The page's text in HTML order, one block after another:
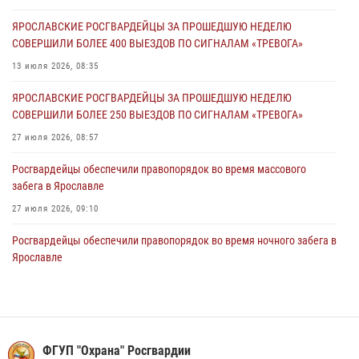
забега в Ярославле
в Ярославской области
ЯРОСЛАВСКИЕ РОСГВАРДЕЙЦЫ ЗА ПРОШЕДШУЮ НЕДЕЛЮ
СОВЕРШИЛИ БОЛЕЕ 400 ВЫЕЗДОВ ПО СИГНАЛАМ «ТРЕВОГА»
13 июля 2026, 08:35
ЯРОСЛАВСКИЕ РОСГВАРДЕЙЦЫ ЗА ПРОШЕДШУЮ НЕДЕЛЮ
СОВЕРШИЛИ БОЛЕЕ 250 ВЫЕЗДОВ ПО СИГНАЛАМ «ТРЕВОГА»
27 июля 2026, 08:57
Росгвардейцы обеспечили правопорядок во время массового
забега в Ярославле
27 июля 2026, 09:10
Росгвардейцы обеспечили правопорядок во время ночного забега в
Ярославле
20 июля 2026, 11:59
ФГУП "Охрана" Росгвардии